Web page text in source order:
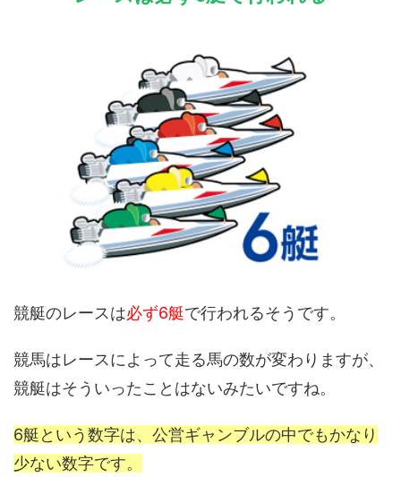
競艇のレースは必ず6艇で行われるそうです。
競馬はレースによって走る馬の数が変わりますが、
競艇はそういったことはないみたいですね。
6艇という数字は、公営ギャンブルの中でもかなり
少ない数字です。